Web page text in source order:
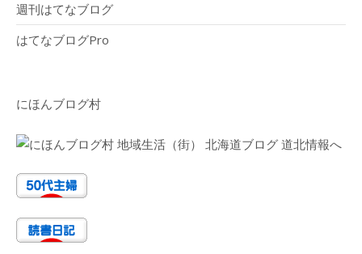
週刊はてなブログ
はてなブログPro
にほんブログ村